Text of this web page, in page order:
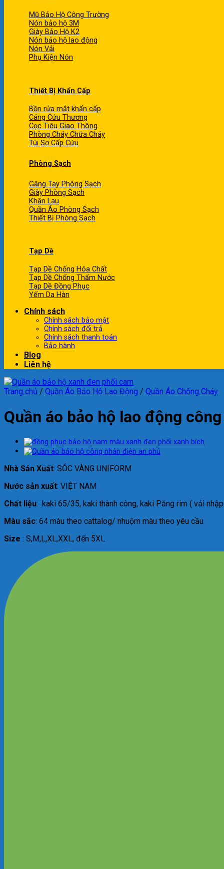
Mũ Bảo Hộ Công Trường
Nón bảo hộ 3M
Giày Bảo Hộ K2
Nón bảo hộ lao động
Nón Vải
Phụ Kiện Nón
Thiết Bị Khẩn Cấp
Bồn rửa mắt khẩn cấp
Cáng Cứu Thương
Cọc Tiêu Giao Thông
Phòng Cháy Chữa Cháy
Túi Sơ Cấp Cứu
Phòng Sạch
Găng Tay Phòng Sạch
Giày Phòng Sạch
Khăn Lau
Quần Áo Phòng Sạch
Thiết Bị Phòng Sạch
Tạp Dề
Tạp Dề Chống Hóa Chất
Tạp Dề Chống Thấm Nước
Tạp Dề Đồng Phục
Yếm Da Hàn
Chính sách
Chính sách bảo mật
Chính sách đổi trả
Chính sách thanh toán
Bảo hành
Blog
Liên hệ
Trang chủ / Quần Áo Bảo Hộ Lao Động / Quần Áo Chống Cháy
Quần áo bảo hộ lao động
Nhà Sản Xuất: SÓC VÀNG UNIFORM
Nước sản xuất: VIỆT NAM
Chất liệu: kaki 65/35, kaki thành công, kaki Păng rim ( vải
Màu sắc: 64 màu theo cattalog/ nhuộm màu theo yêu cầu
Size : S,M,L,XL,XXL, đến 5XL